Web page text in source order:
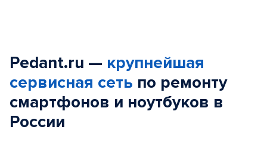
Pedant.ru — крупнейшая
сервисная сеть по ремонту
смартфонов и ноутбуков в
России